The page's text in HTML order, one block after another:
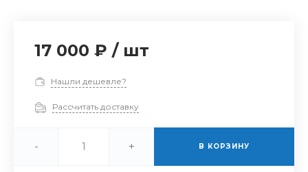
17 000 ₽ / шт
Нашли дешевле?
Рассчитать доставку
- + В КОРЗИНУ